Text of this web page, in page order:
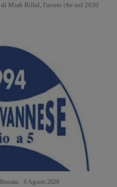
Miah Billal, l'uomo che nel 2020
6 Agosto 2026